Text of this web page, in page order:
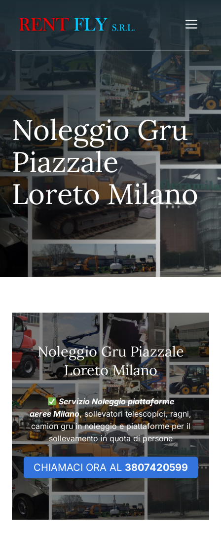
contenuto
Noleggio Gru
Piazzale
Loreto Milano
Noleggio Gru Piazzale
Loreto Milano
Servizio Noleggio piattaforme
aeree Milano, sollevatori telescopici, ragni,
camion gru in noleggio e piattaforme per il
sollevamento in quota di persone
CHIAMACI ORA AL 3807420599